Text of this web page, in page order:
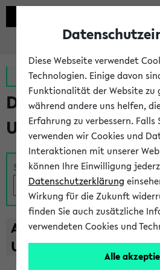
Zur MeineUni App
Das Lehrangebot
Universität
Suche
A B C D E F G H I J K L
U
V W X
Diese Webseite verwendet
Technologien. Einige davon
Funktionalität der Website zu
während andere uns helfen,
Erfahrung zu verbessern. Falls
verwenden wir Cookies und
Interaktionen mit unserer
können Ihre Einwilligung
Datenschutzerklärung
Wirkung für die Zukunft
finden Sie auch zusätzliche
verwendeten Cookies und
Alle